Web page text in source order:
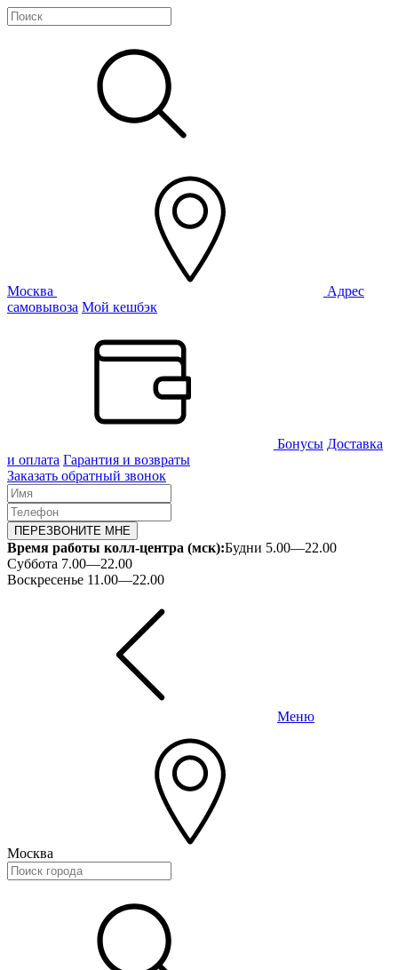
Москва
Адрес
самовывоза Мой кешбэк
Бонусы Доставка
и оплата Гарантия и возвраты
Заказать обратный звонок
ПЕРЕЗВОНИТЕ МНЕ
Время работы колл-центра (мск):Будни 5.00—22.00
Суббота 7.00—22.00
Воскресенье 11.00—22.00
Меню
Москва